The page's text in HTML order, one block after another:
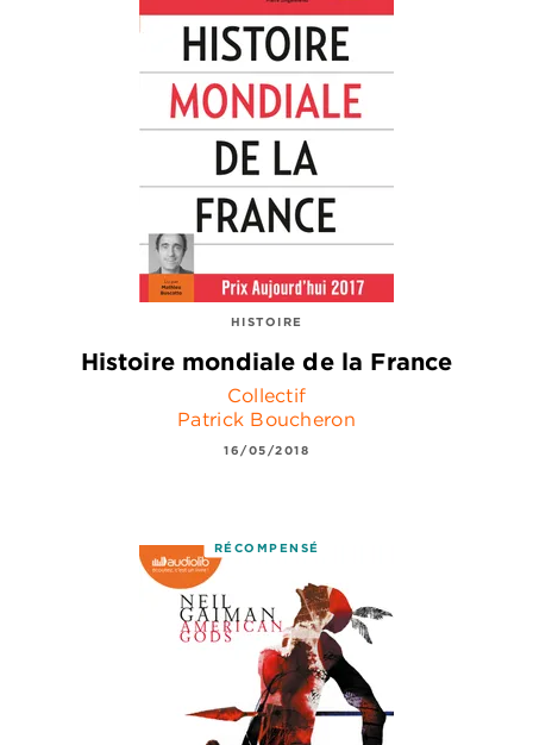
HISTOIRE
Histoire mondiale de la France
Collectif
Patrick Boucheron
16/05/2018
RÉCOMPENSÉ